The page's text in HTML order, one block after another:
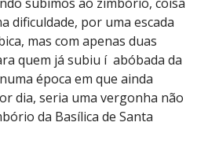
dificuldade, por uma escada
mas com apenas duas
quem já subiu í abóbada da
época em que ainda
dia, seria uma vergonha não
da Basílica de Santa